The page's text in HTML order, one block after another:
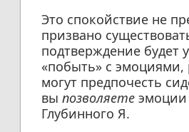
Это спокойствие не
призвано
подтверждение будет
«побыть» с эмоциями,
могут предпочесть
вы позволяетеэмоции
Глубинного Я.